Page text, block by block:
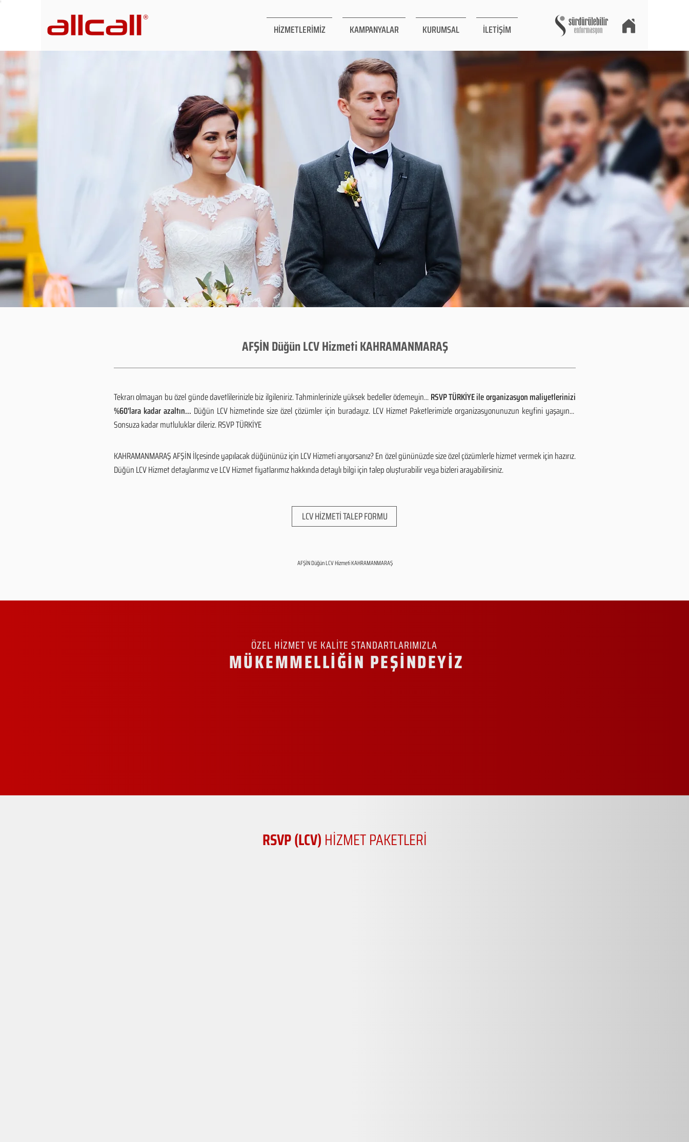
HİZMETLERİMİZ KAMPANYALAR KURUMSAL İLETİŞİM
AFŞİN Düğün LCV Hizmeti KAHRAMANMARAŞ
Tekrarı olmayan bu özel günde davetlilerinizle biz ilgileniriz. Tahminlerinizle yüksek bedeller ödemeyin...RSVP TÜRKİYE ile organizasyon maliyetlerinizi
%60'lara kadar azaltın... Düğün LCV hizmetinde size özel çözümler için buradayız. LCV Hizmet Paketlerimizle organizasyonunuzun keyfini yaşayın...
Sonsuza kadar mutluluklar dileriz. RSVP TÜRKİYE
KAHRAMANMARAŞ AFŞİN İlçesinde yapılacak düğününüz için LCV Hizmeti arıyorsanız? En özel gününüzde size özel çözümlerle hizmet vermek için hazırız.
Düğün LCV Hizmet detaylarımız ve LCV Hizmet fiyatlarımız hakkında detaylı bilgi için talep oluşturabilir veya bizleri arayabilirsiniz.
LCV HİZMETİ TALEP FORMU
AFŞİN Düğün LCV Hizmeti KAHRAMANMARAŞ
ÖZEL HİZMET VE KALİTE STANDARTLARIMIZLA
MÜKEMMELLİĞİN PEŞİNDEYİZ
RSVP (LCV)HİZMET PAKETLERİ